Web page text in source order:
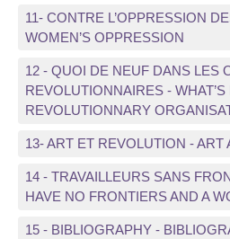
11- CONTRE L’OPPRESSION
WOMEN’S OPPRESSION
12 - QUOI DE NEUF DANS LES
REVOLUTIONNAIRES -
REVOLUTIONNARY
13- ART ET REVOLUTION - ART
14 - TRAVAILLEURS SANS
HAVE NO FRONTIERS AND A
15 - BIBLIOGRAPHY -